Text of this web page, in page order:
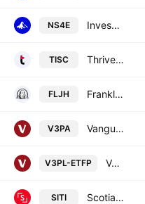
NS4E Invesco JPX-Nikkei 400 UCITS ETF
TISC Thrivent International Small Cap ETF
FLJH Franklin FTSE Japan Hedged ETF
V3PA Vanguard ESG Developed Asia Pacific All Cap UCITS ETF Accum USD-Acc
V3PL-ETFP Vanguard ESG Developed Asia Pacific All Cap UCITS ETF USD
SITI Scotia International Equity Index Tracker ETF